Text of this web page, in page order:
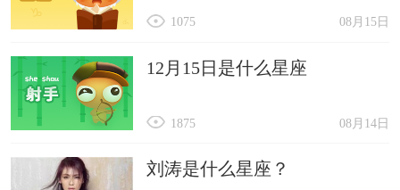
08月15日
1075
12月15日是什么星座
08月14日
1875
刘涛是什么星座？